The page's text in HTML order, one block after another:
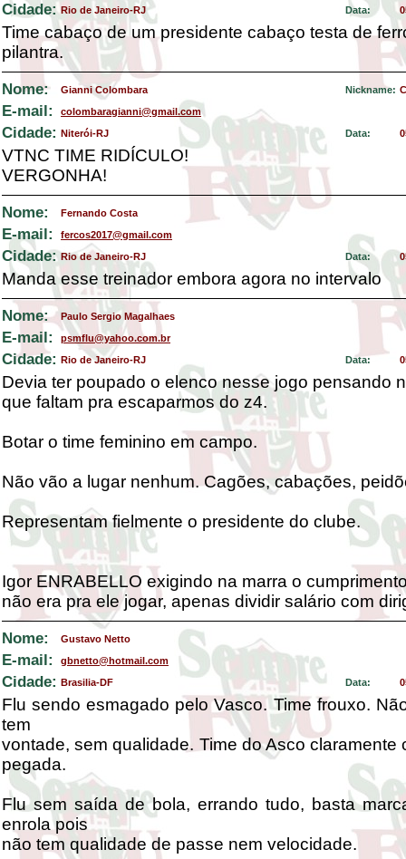
Cidade: Rio de Janeiro-RJ Data:
Time cabaço de um presidente cabaço testa de
pilantra.
Nome: Gianni Colombara Nickname:
E-mail: colombaragianni@gmail.com
Cidade: Niterói-RJ Data:
VTNC TIME RIDÍCULO!
VERGONHA!
Nome: Fernando Costa
E-mail: fercos2017@gmail.com
Cidade: Rio de Janeiro-RJ Data:
Manda esse treinador embora agora no intervalo
Nome: Paulo Sergio Magalhaes
E-mail: psmflu@yahoo.com.br
Cidade: Rio de Janeiro-RJ Data:
Devia ter poupado o elenco nesse jogo pensando
que faltam pra escaparmos do z4.
Botar o time feminino em campo.
Não vão a lugar nenhum. Cagões, cabações,
Representam fielmente o presidente do clube.
Igor ENRABELLO exigindo na marra o
não era pra ele jogar, apenas dividir salário com
Nome: Gustavo Netto
E-mail: gbnetto@hotmail.com
Cidade: Brasilia-DF Data:
Flu sendo esmagado pelo Vasco. Time frouxo.
tem
vontade, sem qualidade. Time do Asco claramente
pegada.
Flu sem saída de bola, errando tudo, basta
enrola pois
não tem qualidade de passe nem velocidade.